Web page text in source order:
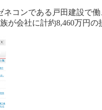
ネコンである戸田建設で
が会社に計約8,460万円